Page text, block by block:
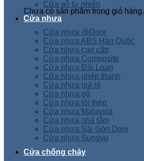
Chưa có sản phẩm trong giỏ hàng.
Cửa gỗ tự nhiên
Cửa nhựa
Cửa nhựa @Door
Cửa nhựa ABS Hàn Quốc
Cửa nhựa cao cấp
Cửa nhựa Composite
Cửa nhựa Đài Loan
Cửa nhựa ghép thanh
Cửa nhựa giá rẻ
Cửa nhựa gỗ
Cửa nhựa lõi thép
Cửa nhựa Malaysia
Cửa nhựa nhà tắm
Cửa nhựa Sài Gòn Door
Cửa nhựa Sungyu
Cửa chống cháy